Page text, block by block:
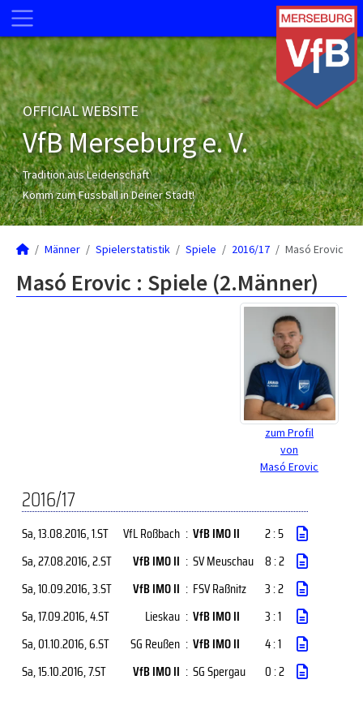
OFFICIAL WEBSITE
VfB Merseburg e. V.
Tradition aus Leidenschaft
Komm zum Fussball in Deiner Stadt!
Männer Spielerstatistik Spiele 2016/17 Masó Erovic
Masó Erovic : Spiele (2.Männer)
zum Profil
von
Masó Erovic
2016/17
Sa, 13.08.2016, 1.ST VfL Roßbach : VfB IMO II
2 : 5
Sa, 27.08.2016, 2.ST VfB IMO II : SV Meuschau 8 : 2
Sa, 10.09.2016, 3.ST VfB IMO II : FSV Raßnitz
3 : 2
Sa, 17.09.2016, 4.ST Lieskau : VfB IMO II
3 : 1
Sa, 01.10.2016, 6.ST SG Reußen : VfB IMO II
4 : 1
Sa, 15.10.2016, 7.ST VfB IMO II : SG Spergau 0 : 2